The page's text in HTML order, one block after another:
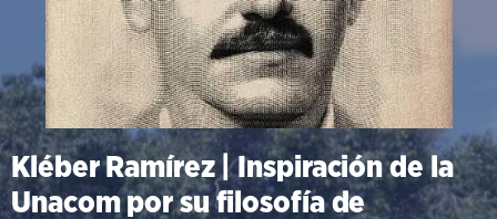
Kléber Ramírez | Inspiración de la
Unacom por su filosofía de